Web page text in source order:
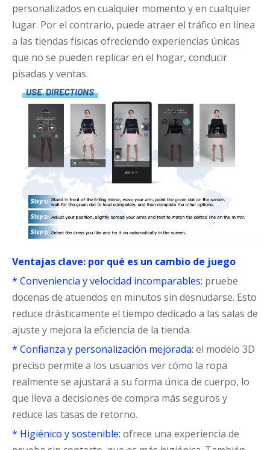
personalizados en cualquier momento y en cualquier
lugar. Por el contrario, puede atraer el tráfico en línea
a las tiendas físicas ofreciendo experiencias únicas
que no se pueden replicar en el hogar, conducir
pisadas y ventas.
Ventajas clave: por qué es un cambio de juego
* Conveniencia y velocidad incomparables: pruebe
docenas de atuendos en minutos sin desnudarse. Esto
reduce drásticamente el tiempo dedicado a las salas de
ajuste y mejora la eficiencia de la tienda.
* Confianza y personalización mejorada: el modelo 3D
preciso permite a los usuarios ver cómo la ropa
realmente se ajustará a su forma única de cuerpo, lo
que lleva a decisiones de compra más seguros y
reduce las tasas de retorno.
* Higiénico y sostenible: ofrece una experiencia de